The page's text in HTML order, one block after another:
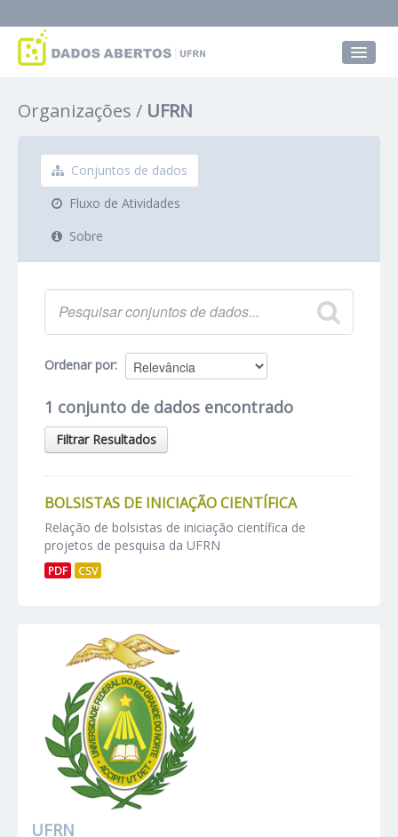
Grupos
Sobre
Organizações UFRN
Conjuntos de dados
Fluxo de Atividades
Sobre
Ordenar por
1 conjunto de dados encontrado
Filtrar Resultados
BOLSISTAS DE INICIAÇÃO CIENTÍFICA
Relação de bolsistas de iniciação científica de
projetos de pesquisa da UFRN
PDF CSV
UFRN